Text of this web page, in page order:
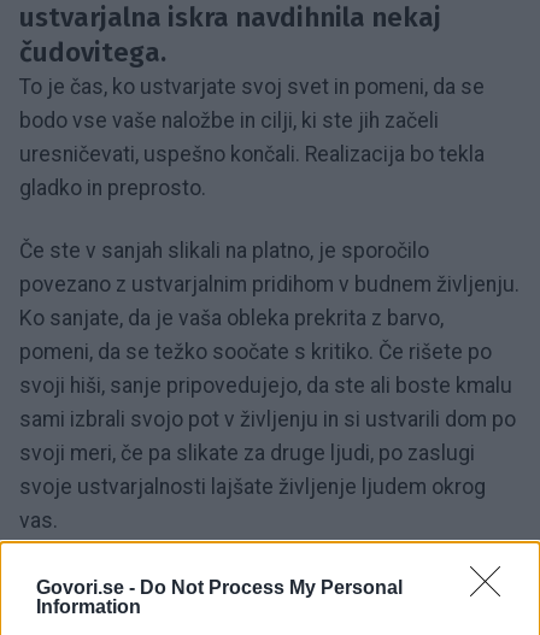
Govori.se - Do Not Process My Personal
Information
ustvarjalna iskra navdihnila nekaj
čudovitega.
To je čas, ko ustvarjate svoj svet in pomeni, da se
bodo vse vaše naložbe in cilji, ki ste jih začeli
uresničevati, uspešno končali. Realizacija bo tekla
gladko in preprosto.
Če ste v sanjah slikali na platno, je sporočilo
povezano z ustvarjalnim pridihom v budnem življenju.
Ko sanjate, da je vaša obleka prekrita z barvo,
pomeni, da se težko soočate s kritiko. Če rišete po
svoji hiši, sanje pripovedujejo, da ste ali boste kmalu
sami izbrali svojo pot v življenju in si ustvarili dom po
svoji meri, če pa slikate za druge ljudi, po zaslugi
svoje ustvarjalnosti lajšate življenje ljudem okrog
vas.